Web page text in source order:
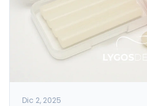
Dic 2, 2025